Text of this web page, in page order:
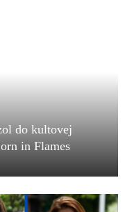
do kultovej
in Flames